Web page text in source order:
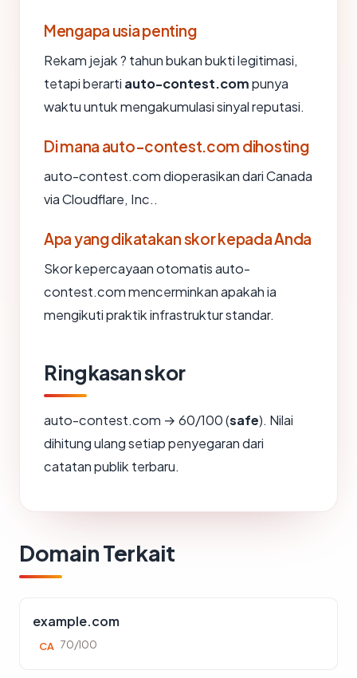
Mengapa usia penting
Rekam jejak ? tahun bukan bukti legitimasi,
tetapi berarti auto-contest.compunya
waktu untuk mengakumulasi sinyal reputasi.
Di mana auto-contest.com dihosting
auto-contest.com dioperasikan dari Canada
via Cloudflare, Inc..
Apa yang dikatakan skor kepada Anda
Skor kepercayaan otomatis auto-
contest.com mencerminkan apakah ia
mengikuti praktik infrastruktur standar.
Ringkasan skor
auto-contest.com → 60/100 (safe). Nilai
dihitung ulang setiap penyegaran dari
catatan publik terbaru.
Domain Terkait
example.com
CA 70/100